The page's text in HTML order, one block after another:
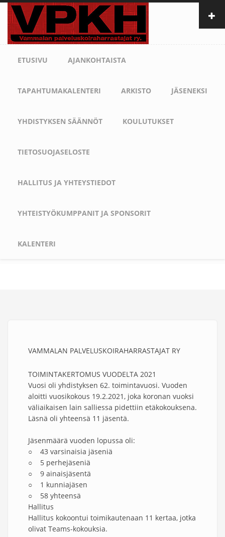
Hyppää
pääsisältöön
ETUSIVU AJANKOHTAISTA
TAPAHTUMAKALENTERI ARKISTO JÄSENEKSI
YHDISTYKSEN SÄÄNNÖT KOULUTUKSET
TIETOSUOJASELOSTE
HALLITUS JA YHTEYSTIEDOT
YHTEISTYÖKUMPPANIT JA SPONSORIT
KALENTERI
VAMMALAN PALVELUSKOIRAHARRASTAJAT RY
TOIMINTAKERTOMUS VUODELTA 2021
Vuosi oli yhdistyksen 62. toimintavuosi. Vuoden
aloitti vuosikokous 19.2.2021, joka koronan vuoksi
väliaikaisen lain salliessa pidettiin etäkokouksena.
Läsnä oli yhteensä 11 jäsentä.
Jäsenmäärä vuoden lopussa oli:
○ 43 varsinaisia jäseniä
○ 5 perhejäseniä
○ 9 ainaisjäsentä
○ 1 kunniajäsen
○ 58 yhteensä
Hallitus
Hallitus kokoontui toimikautenaan 11 kertaa, jotka
olivat Teams-kokouksia.